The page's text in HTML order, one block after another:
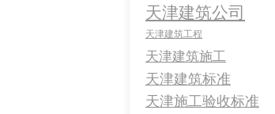
天津建筑公司
天津建筑工程
天津建筑施工
天津建筑标准
天津施工验收标准